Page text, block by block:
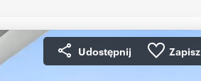
Udostępnij Zapisz